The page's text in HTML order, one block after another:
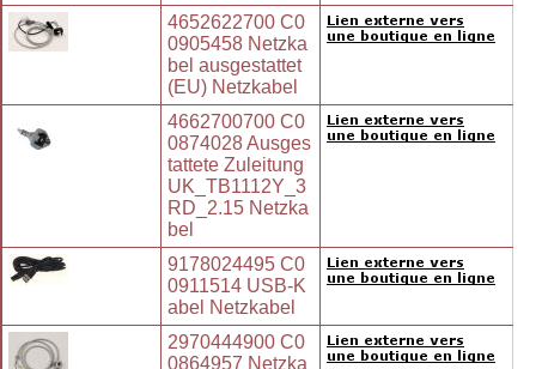
4652622700 C0
0905458 Netzka
bel ausgestattet
(EU) Netzkabel
4662700700 C0
0874028 Ausges
tattete Zuleitung
UK_TB1112Y_3
RD_2.15 Netzka
bel
9178024495 C0
0911514 USB-K
abel Netzkabel
2970444900 C0
0864957 Netzka